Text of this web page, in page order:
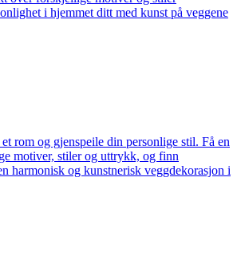
i hjemmet ditt med kunst på veggene
rom og gjenspeile din personlige stil. Få en
motiver, stiler og uttrykk, og finn
harmonisk og kunstnerisk veggdekorasjon i